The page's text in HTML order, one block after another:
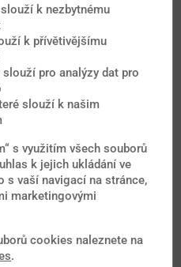
zde
novinky
Nové články každý měsíc.
k nezbytnému
k přívětivějšímu
pro analýzy dat pro
slouží k našim
s využitím všech souborů
k jejich ukládání ve
s vaší navigací na stránce,
marketingovými
cookies naleznete na
.